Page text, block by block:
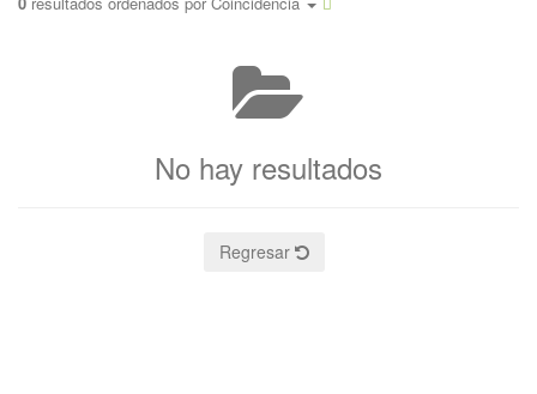
No hay resultados
Regresar